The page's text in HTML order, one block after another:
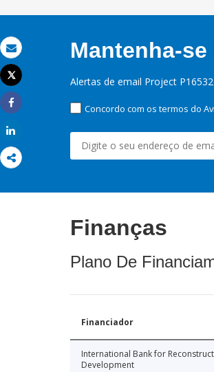
Email
Imprimir
Tweet
Share
Mantenha-
Alertas de email Project
Concordo com os termos do
Finanças
Plano De
Financiador
International Bank for
Development